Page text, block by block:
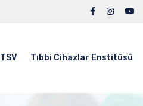
TSV Tıbbi Cihazlar Enstitüsü